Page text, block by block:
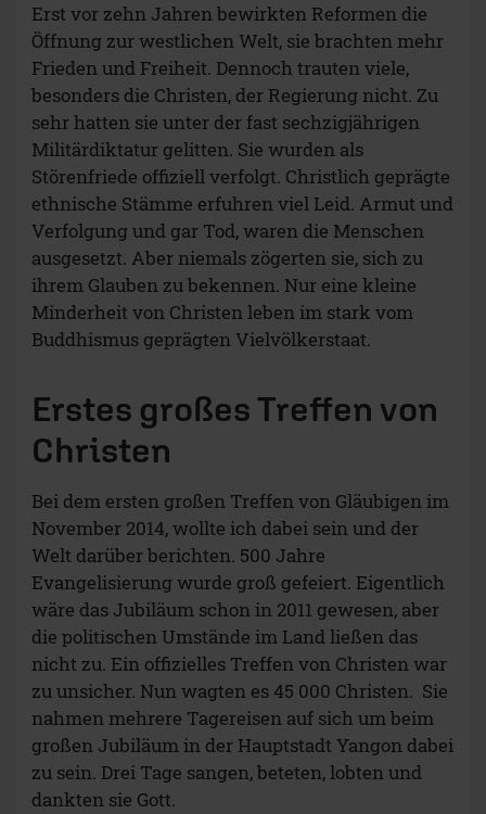
Erst vor zehn Jahren bewirkten Reformen die
Öffnung zur westlichen Welt, sie brachten mehr
Frieden und Freiheit. Dennoch trauten viele,
besonders die Christen, der Regierung nicht. Zu
sehr hatten sie unter der fast sechzigjährigen
Militärdiktatur gelitten. Sie wurden als
Störenfriede offiziell verfolgt. Christlich geprägte
ethnische Stämme erfuhren viel Leid. Armut und
Verfolgung und gar Tod, waren die Menschen
ausgesetzt. Aber niemals zögerten sie, sich zu
ihrem Glauben zu bekennen. Nur eine kleine
Minderheit von Christen leben im stark vom
Buddhismus geprägten Vielvölkerstaat.
Erstes großes Treffen von
Christen
Bei dem ersten großen Treffen von Gläubigen im
November 2014, wollte ich dabei sein und der
Welt darüber berichten. 500 Jahre
Evangelisierung wurde groß gefeiert. Eigentlich
wäre das Jubiläum schon in 2011 gewesen, aber
die politischen Umstände im Land ließen das
nicht zu. Ein offizielles Treffen von Christen war
zu unsicher. Nun wagten es 45 000 Christen. Sie
nahmen mehrere Tagereisen auf sich um beim
großen Jubiläum in der Hauptstadt Yangon dabei
zu sein. Drei Tage sangen, beteten, lobten und
dankten sie Gott.